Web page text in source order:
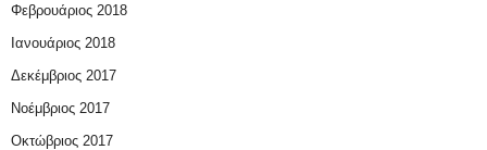
Φεβρουάριος 2018
Ιανουάριος 2018
Δεκέμβριος 2017
Νοέμβριος 2017
Οκτώβριος 2017